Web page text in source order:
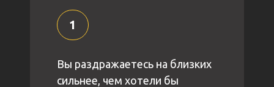
1
Вы раздражаетесь на близких
сильнее, чем хотели бы